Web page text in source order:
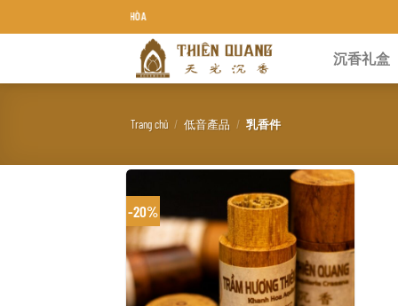
đến
dung
沉香礼盒
Trang chủ / 低音產品 / 乳香件
-20%